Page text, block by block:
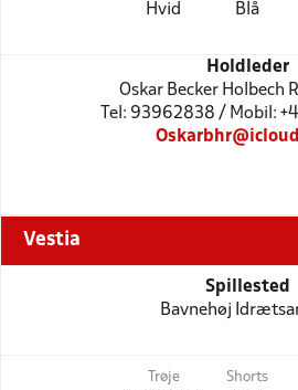
Hvid Blå
Holdleder
Oskar Becker Holbech
Tel: 93962838 / Mobil:
Vestia
Spillested
Bavnehøj
Trøje Shorts